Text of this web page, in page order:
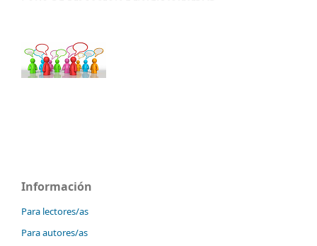
Información
Para lectores/as
Para autores/as